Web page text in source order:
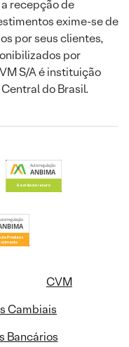
recepção de
exime-se de
por seus clientes,
por
S/A é instituição
do Brasil.
CVM
Cambiais
Bancários